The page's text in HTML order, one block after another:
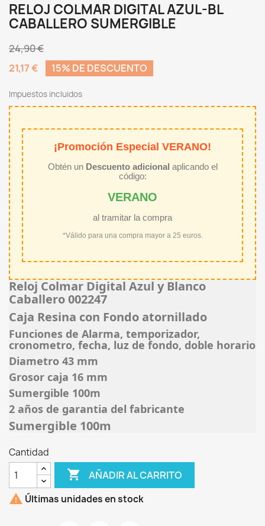
RELOJ COLMAR DIGITAL AZUL-BL
CABALLERO SUMERGIBLE
24,90 €
21,17 €
15% DE DESCUENTO
Impuestos incluidos
¡Promoción Especial VERANO!
Obtén un Descuento adicional aplicando el
código:
VERANO
al tramitar la compra
*Válido para una compra mayor a 25 euros.
Reloj Colmar Digital Azul y Blanco
Caballero 002247
Caja Resina con Fondo atornillado
Funciones de Alarma, temporizador,
cronometro, fecha, luz de fondo, doble horario
Diametro 43 mm
Grosor caja 16 mm
Sumergible 100m
2 años de garantia del fabricante
Sumergible 100m
Cantidad
 AÑADIR AL CARRITO
 Últimas unidades en stock